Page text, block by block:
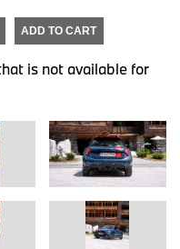
ADD TO CART
is not available for